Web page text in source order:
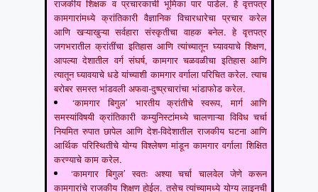
राजकीय शिक्षक व प्रचारकाची भूमिका पार पाडेल. हे वृत्तपत्र
कामगारांमध्ये क्रांतिकारी वैज्ञानिक विचारधारेचा प्रचार करेल
आणि खऱ्याखुऱ्या सर्वहारा संस्कृतीचा वाहक बनेल. हे वृत्तपत्र
जगभरातील क्रांतींचा इतिहास आणि त्यांच्यातून घ्यावयाचे शिक्षण,
आपल्या देशातील वर्ग संघर्ष, कामगार चळवळीचा इतिहास आणि
त्यातून घ्यावयाचे धडे यांच्याशी कामगार वर्गाला परिचित करेल. त्याच
बरोबर समस्त भांडवली अफवा-दुष्प्रचारांचा भांडाफोड करेल.
‘कामगार बिगुल’ भारतीय क्रांतीचे स्वरूप, मार्ग आणि
समस्यांविषयी क्रांतिकारी कम्युनिस्टांमध्ये चालणाऱ्या विविध चर्चा
नियमित रुपात छापेल आणि देश-विदेशातील राजकीय घटना आणि
आर्थिक परिस्थितीचे योग्य विश्लेषण मांडून कामगार वर्गाला शिक्षित
करण्याचे काम करेल.
‘कामगार बिगुल’ स्वतः अश्या चर्चा चालवेल जेणे करून
कामगारांचे राजकीय शिक्षण होईल. तसेच त्यांच्यामध्ये योग्य लाइनची